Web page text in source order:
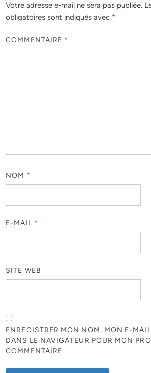
Votre adresse e-mail ne sera pas publiée.
obligatoires sont indiqués avec *
COMMENTAIRE *
NOM *
E-MAIL *
SITE WEB
ENREGISTRER MON NOM, MON E-
DANS LE NAVIGATEUR POUR MON
COMMENTAIRE.